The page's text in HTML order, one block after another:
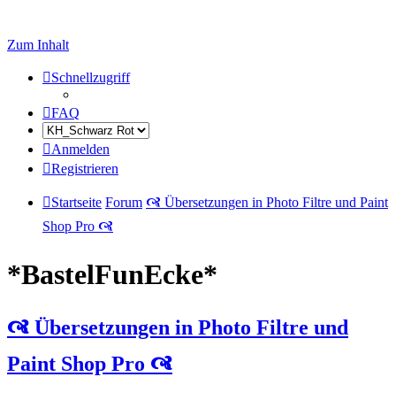
Zum Inhalt
Schnellzugriff
FAQ
Anmelden
Registrieren
Startseite Forum 🙧 Übersetzungen in Photo Filtre und Paint
Shop Pro 🙧
*BastelFunEcke*
🙧 Übersetzungen in Photo Filtre und
Paint Shop Pro 🙧